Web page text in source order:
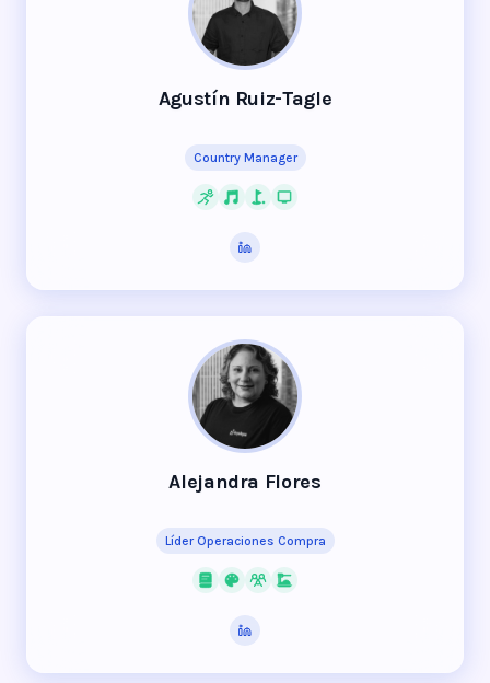
Agustín Ruiz-Tagle
Country Manager
Alejandra Flores
Líder Operaciones Compra